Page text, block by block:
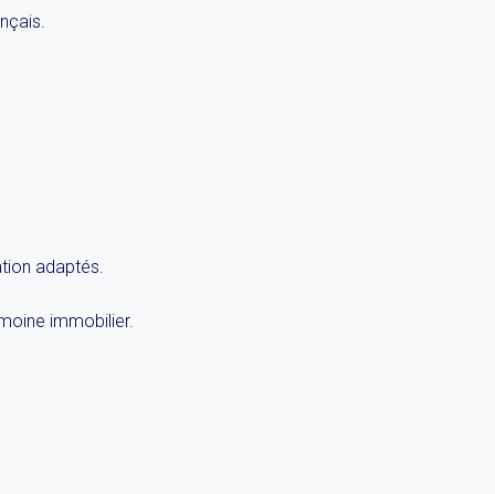
adaptés.
immobilier.